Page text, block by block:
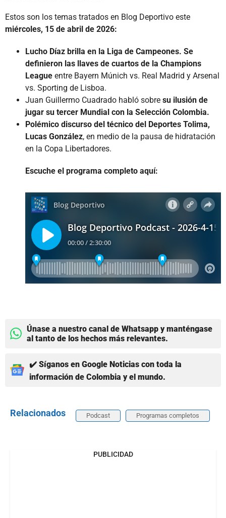
Estos son los temas tratados en Blog Deportivo este
miércoles, 15 de abril de 2026:
Lucho Díaz brilla en la Liga de Campeones. Se
definieron las llaves de cuartos de la Champions
League entre Bayern Múnich vs. Real Madrid y Arsenal
vs. Sporting de Lisboa.
Juan Guillermo Cuadrado habló sobre su ilusión de
jugar su tercer Mundial con la Selección Colombia.
Polémico discurso del técnico del Deportes Tolima,
Lucas González, en medio de la pausa de hidratación
en la Copa Libertadores.
Escuche el programa completo aquí:
Únase a nuestro canal de Whatsapp y manténgase
al tanto de los hechos más relevantes.
✔️ Síganos en Google Noticias con toda la
información de Colombia y el mundo.
Relacionados Podcast Programas completos
PUBLICIDAD